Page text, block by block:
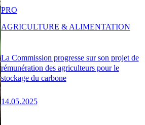
La Commission progresse sur son projet de
rémunération des agriculteurs pour le
stockage du carbone
14.05.2025
PRO
AGRICULTURE & ALIMENTATION